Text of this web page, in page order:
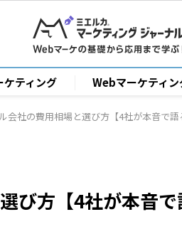
ケティング Webマーケティン
会社の費用相場と選び方【4社が本音で
び方【4社が本音で